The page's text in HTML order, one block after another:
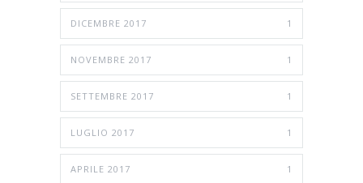
DICEMBRE 2017 1
NOVEMBRE 2017 1
SETTEMBRE 2017 1
LUGLIO 2017 1
APRILE 2017 1